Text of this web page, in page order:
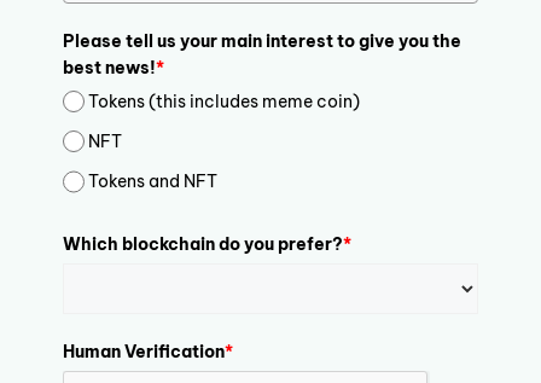
Please tell us your main interest to give you the
best news!*
Tokens (this includes meme coin)
NFT
Tokens and NFT
Which blockchain do you prefer?*
Human Verification*